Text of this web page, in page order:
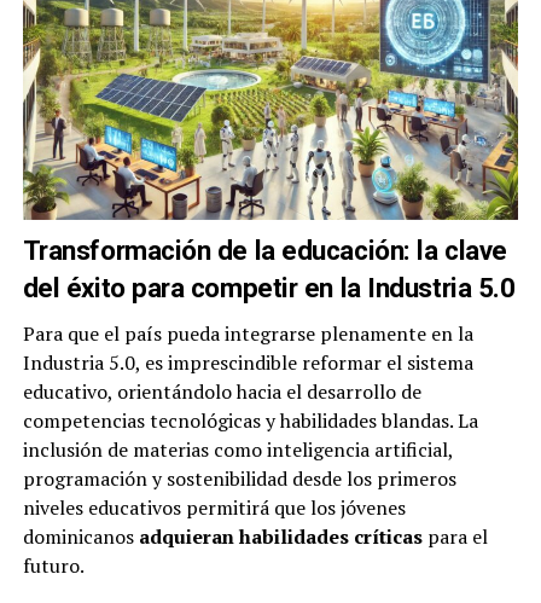
Transformación de la educación: la clave
del éxito para competir en la Industria 5.0
Para que el país pueda integrarse plenamente en la
Industria 5.0, es imprescindible reformar el sistema
educativo, orientándolo hacia el desarrollo de
competencias tecnológicas y habilidades blandas. La
inclusión de materias como inteligencia artificial,
programación y sostenibilidad desde los primeros
niveles educativos permitirá que los jóvenes
dominicanos adquieran habilidades críticaspara el
futuro.